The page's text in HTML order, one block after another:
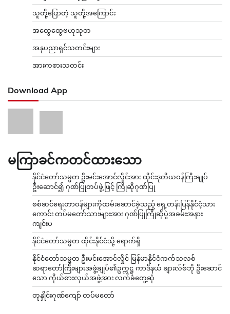
သူတို့ပြောတဲ့ သူတို့အကြောင်း
အထွေထွေဗဟုသုတ
အနုပညာရှင်သတင်းများ
အားကစားသတင်း
Download App
မကြာခင်ကတင်ထားသော
နိုင်ငံတော်သမ္မတ ဦးမင်းအောင်လှိုင်အား ထိုင်းဒုတိယဝန်ကြီးချုပ်
ဦးဆောင်၍ ဂုဏ်ပြုတပ်ဖွဲ့ဖြင့် ကြိုဆိုဂုဏ်ပြု
စစ်ဆင်ရေးတာဝန်များကိုထမ်းဆောင်ခဲ့သည့် ရှေ့တန်းပြန်နိုင်ငံ့သား
ကောင်း တပ်မတော်သားများအား ဂုဏ်ပြုကြိုဆိုပွဲအခမ်းအနား
ကျင်းပ
နိုင်ငံတော်သမ္မတ ထိုင်းနိုင်ငံသို့ ရောက်ရှိ
နိုင်ငံတော်သမ္မတ ဦးမင်းအောင်လှိုင် မြန်မာနိုင်ငံကက်သလစ်
ဆရာတော်ကြီးများအဖွဲ့ချုပ်၏ဥက္ကဋ္ဌ ကာဒီနယ် ချားလ်စ်ဘို ဦးဆောင်
သော ကိုယ်စားလှယ်အဖွဲ့အား လက်ခံတွေ့ဆုံ
တုနှိုင်းဂုဏ်ကျော် တပ်မတော်